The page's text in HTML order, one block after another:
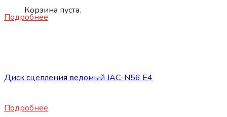
Корзина пуста.
6200₽
Подробнее
Диск сцепления ведомый JAC-N56 E4
Подробнее